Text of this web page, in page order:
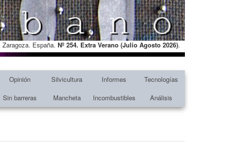
España. Nº 254. Extra Verano (Julio Agosto 2026).
Opinión Silvicultura Informes
Tecnologías
Sin barreras Mancheta Incombustibles Análisis